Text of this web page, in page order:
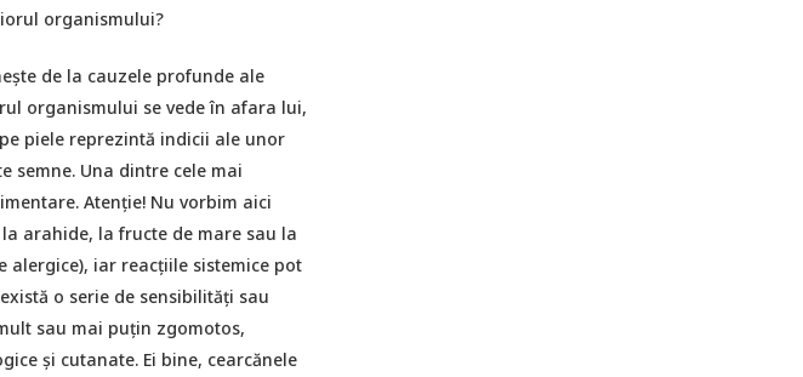
organismului?
de la cauzele profunde ale
organismului se vede în afara lui,
piele reprezintă indicii ale unor
semne. Una dintre cele mai
Atenție! Nu vorbim aici
arahide, la fructe de mare sau la
alergice), iar reacțiile sistemice pot
o serie de sensibilități sau
sau mai puțin zgomotos,
și cutanate. Ei bine, cearcănele